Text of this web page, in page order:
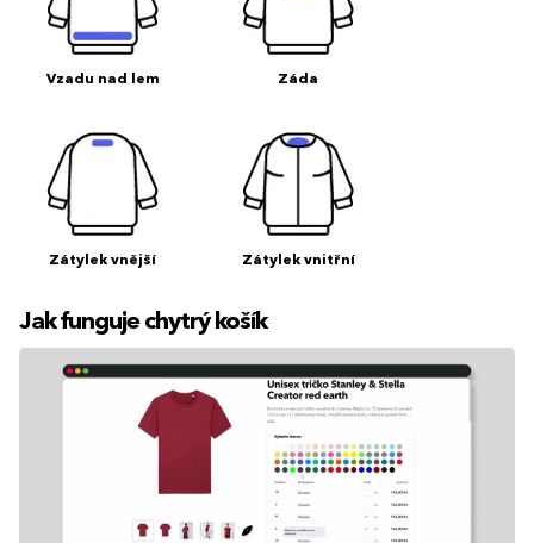
Vzadu nad lem Záda
Zátylek vnější Zátylek vnitřní
Jak funguje chytrý košík